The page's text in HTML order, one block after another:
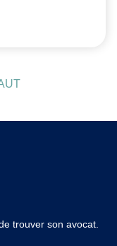
trouver son avocat.